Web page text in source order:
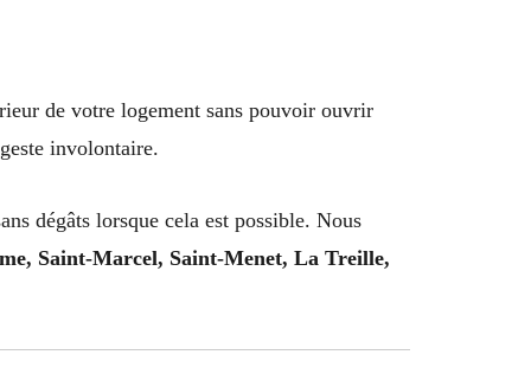
de votre logement sans pouvoir ouvrir
involontaire.
dégâts lorsque cela est possible. Nous
Saint-Marcel, Saint-Menet, La Treille,